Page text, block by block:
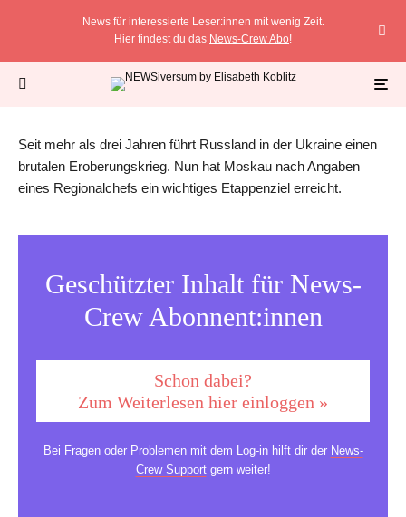
News für interessierte Leser:innen mit wenig Zeit.
Hier findest du das News-Crew Abo!
Die Kämpfe in der Region Luhansk laufen seit mehr als drei Jahren. (Archivbild) Foto:
Seit mehr als drei Jahren führt Russland in der Ukraine einen
brutalen Eroberungskrieg. Nun hat Moskau nach Angaben
eines Regionalchefs ein wichtiges Etappenziel erreicht.
Geschützter Inhalt für News-
Crew Abonnent:innen
Schon dabei?
Zum Weiterlesen hier einloggen »
Bei Fragen oder Problemen mit dem Log-in hilft dir der News-
Crew Supportgern weiter!